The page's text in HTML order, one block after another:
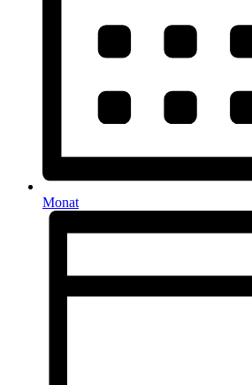
Monat